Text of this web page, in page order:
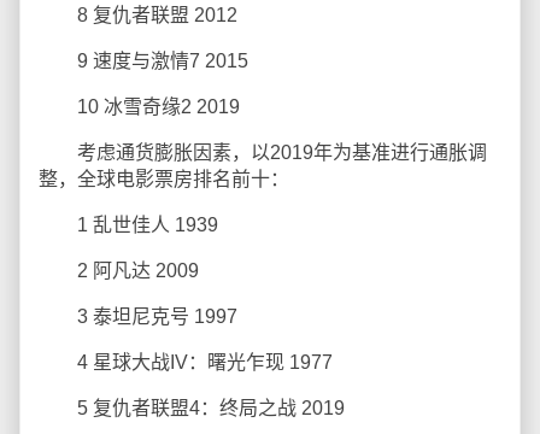
8 复仇者联盟 2012
9 速度与激情7 2015
10 冰雪奇缘2 2019
考虑通货膨胀因素，以2019年为基准进行通胀调
整，全球电影票房排名前十：
1 乱世佳人 1939
2 阿凡达 2009
3 泰坦尼克号 1997
4 星球大战IV：曙光乍现 1977
5 复仇者联盟4：终局之战 2019